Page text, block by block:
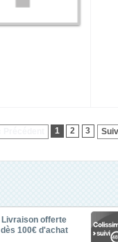
1 2 3
Livraison offerte
dès 100€ d'achat